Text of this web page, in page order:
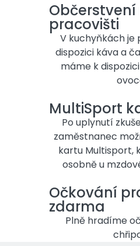
Občerstvení
pracovišti
V kuchyňkách je
dispozici káva a
máme k
MultiSport
Po uplynutí
zaměstnanec
kartu Multisport,
osobně u
Očkování
zdarma
Plně hradíme